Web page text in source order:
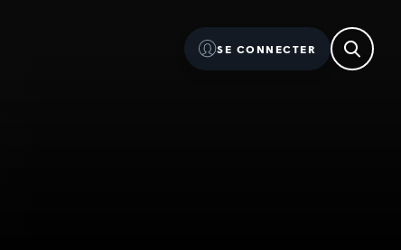
SE CONNECTER